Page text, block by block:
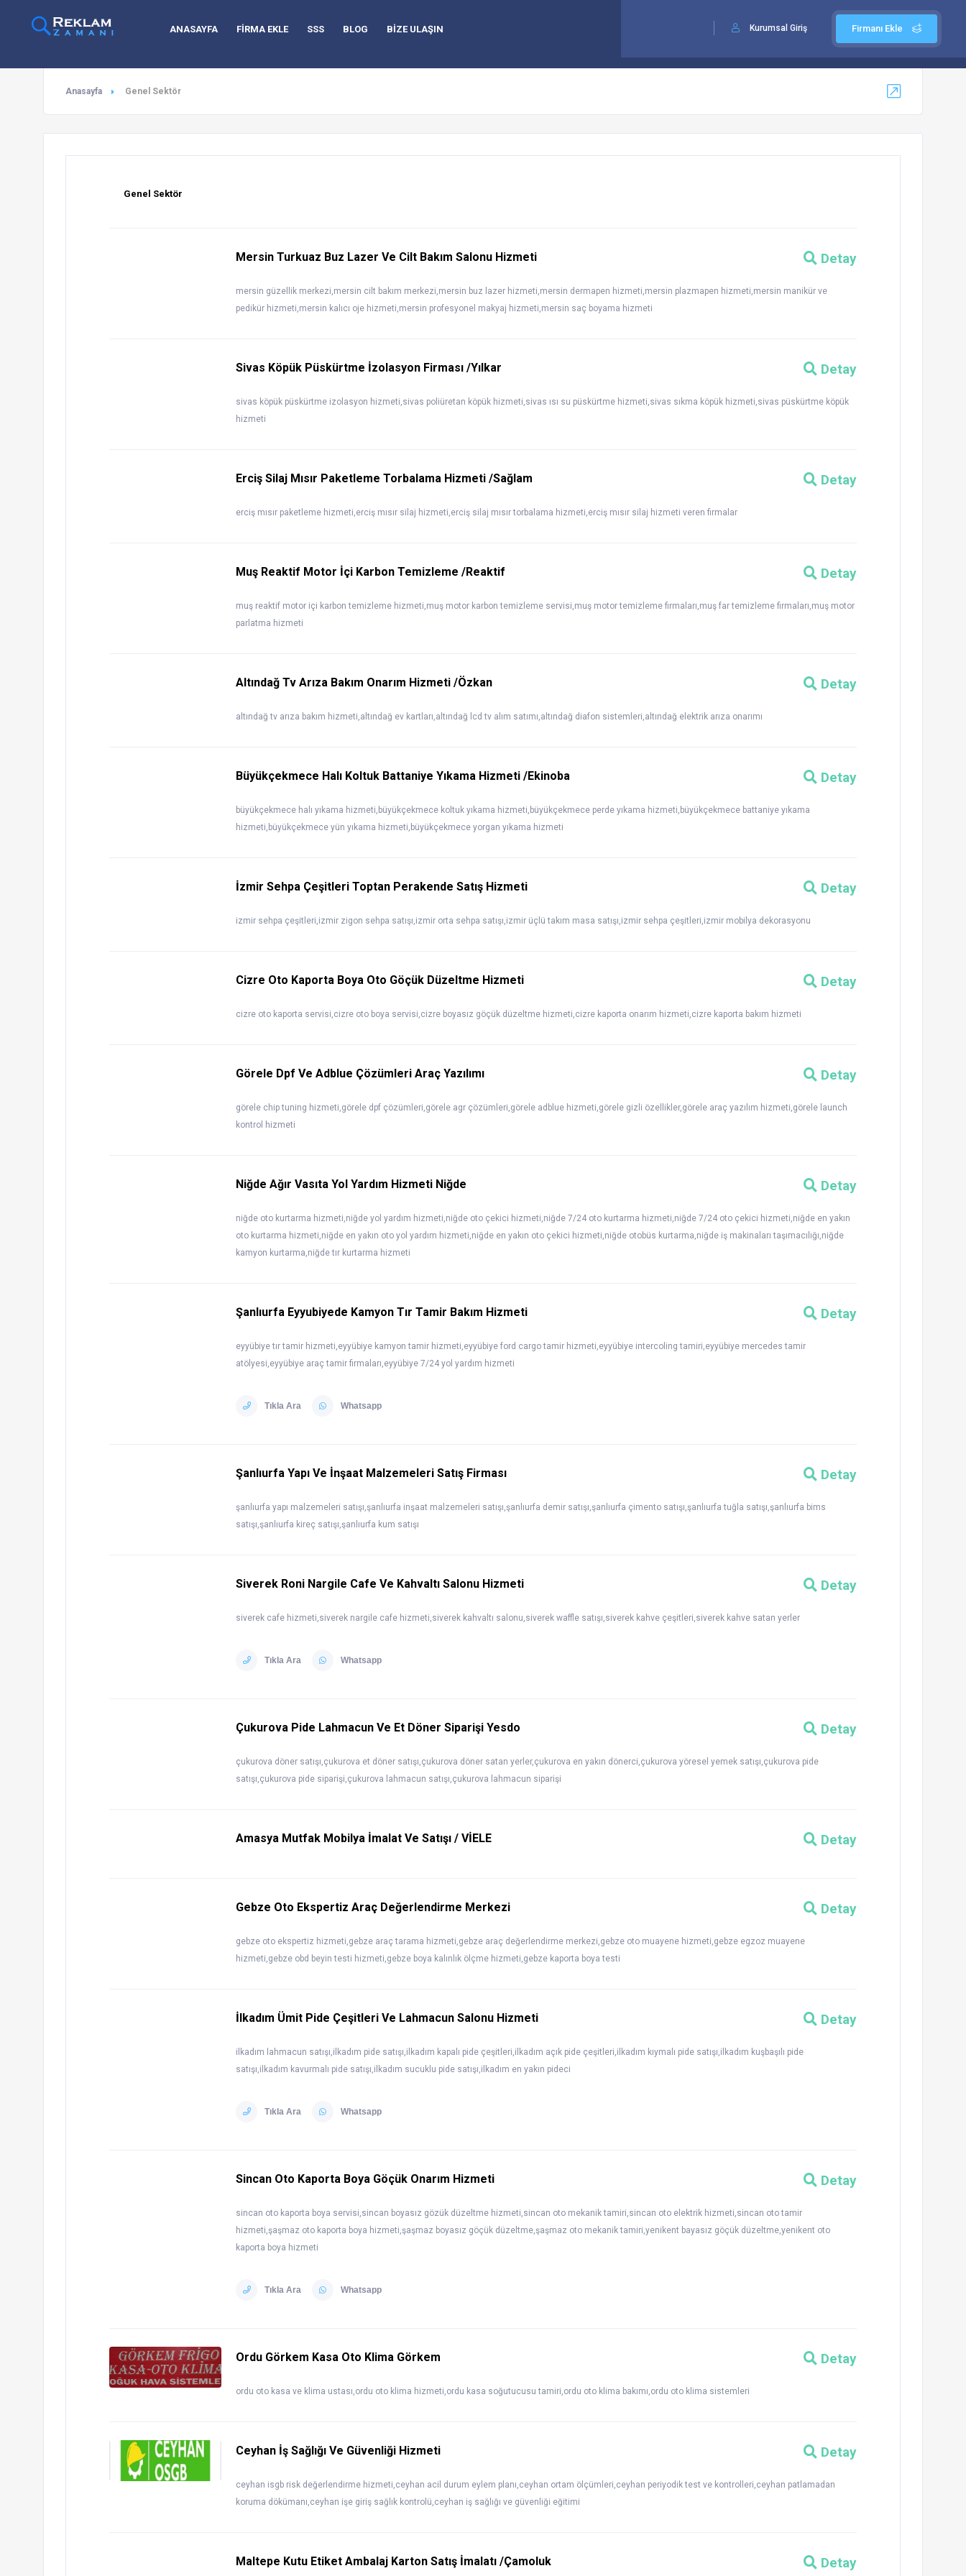
Firmanı Ekle
Kurumsal Giriş
ANASAYFA FİRMA EKLE SSS BLOG BİZE ULAŞIN
Anasayfa Genel Sektör
Genel Sektör
Detay
Mersin Turkuaz Buz Lazer Ve Cilt Bakım Salonu Hizmeti
mersin güzellik merkezi,mersin cilt bakım merkezi,mersin buz lazer hizmeti,mersin dermapen hizmeti,mersin plazmapen hizmeti,mersin manikür ve
pedikür hizmeti,mersin kalıcı oje hizmeti,mersin profesyonel makyaj hizmeti,mersin saç boyama hizmeti
Detay
Sivas Köpük Püskürtme İzolasyon Firması /Yılkar
sivas köpük püskürtme izolasyon hizmeti,sivas poliüretan köpük hizmeti,sivas ısı su püskürtme hizmeti,sivas sıkma köpük hizmeti,sivas püskürtme köpük
hizmeti
Detay
Erciş Silaj Mısır Paketleme Torbalama Hizmeti /Sağlam
erciş mısır paketleme hizmeti,erciş mısır silaj hizmeti,erciş silaj mısır torbalama hizmeti,erciş mısır silaj hizmeti veren firmalar
Detay
Muş Reaktif Motor İçi Karbon Temizleme /Reaktif
muş reaktif motor içi karbon temizleme hizmeti,muş motor karbon temizleme servisi,muş motor temizleme firmaları,muş far temizleme firmaları,muş motor
parlatma hizmeti
Detay
Altındağ Tv Arıza Bakım Onarım Hizmeti /Özkan
altındağ tv arıza bakım hizmeti,altındağ ev kartları,altındağ lcd tv alım satımı,altındağ diafon sistemleri,altındağ elektrik arıza onarımı
Detay
Büyükçekmece Halı Koltuk Battaniye Yıkama Hizmeti /Ekinoba
büyükçekmece halı yıkama hizmeti,büyükçekmece koltuk yıkama hizmeti,büyükçekmece perde yıkama hizmeti,büyükçekmece battaniye yıkama
hizmeti,büyükçekmece yün yıkama hizmeti,büyükçekmece yorgan yıkama hizmeti
Detay
İzmir Sehpa Çeşitleri Toptan Perakende Satış Hizmeti
izmir sehpa çeşitleri,izmir zigon sehpa satışı,izmir orta sehpa satışı,izmir üçlü takım masa satışı,izmir sehpa çeşitleri,izmir mobilya dekorasyonu
Detay
Cizre Oto Kaporta Boya Oto Göçük Düzeltme Hizmeti
cizre oto kaporta servisi,cizre oto boya servisi,cizre boyasız göçük düzeltme hizmeti,cizre kaporta onarım hizmeti,cizre kaporta bakım hizmeti
Detay
Görele Dpf Ve Adblue Çözümleri Araç Yazılımı
görele chip tuning hizmeti,görele dpf çözümleri,görele agr çözümleri,görele adblue hizmeti,görele gizli özellikler,görele araç yazılım hizmeti,görele launch
kontrol hizmeti
Detay
Niğde Ağır Vasıta Yol Yardım Hizmeti Niğde
niğde oto kurtarma hizmeti,niğde yol yardım hizmeti,niğde oto çekici hizmeti,niğde 7/24 oto kurtarma hizmeti,niğde 7/24 oto çekici hizmeti,niğde en yakın
oto kurtarma hizmeti,niğde en yakın oto yol yardım hizmeti,niğde en yakın oto çekici hizmeti,niğde otobüs kurtarma,niğde iş makinaları taşımacılığı,niğde
kamyon kurtarma,niğde tır kurtarma hizmeti
Detay
Şanlıurfa Eyyubiyede Kamyon Tır Tamir Bakım Hizmeti
eyyübiye tır tamir hizmeti,eyyübiye kamyon tamir hizmeti,eyyübiye ford cargo tamir hizmeti,eyyübiye intercoling tamiri,eyyübiye mercedes tamir
atölyesi,eyyübiye araç tamir firmaları,eyyübiye 7/24 yol yardım hizmeti
Tıkla Ara Whatsapp
Detay
Şanlıurfa Yapı Ve İnşaat Malzemeleri Satış Firması
şanlıurfa yapı malzemeleri satışı,şanlıurfa inşaat malzemeleri satışı,şanlıurfa demir satışı,şanlıurfa çimento satışı,şanlıurfa tuğla satışı,şanlıurfa bims
satışı,şanlıurfa kireç satışı,şanlıurfa kum satışı
Detay
Siverek Roni Nargile Cafe Ve Kahvaltı Salonu Hizmeti
siverek cafe hizmeti,siverek nargile cafe hizmeti,siverek kahvaltı salonu,siverek waffle satışı,siverek kahve çeşitleri,siverek kahve satan yerler
Tıkla Ara Whatsapp
Detay
Çukurova Pide Lahmacun Ve Et Döner Siparişi Yesdo
çukurova döner satışı,çukurova et döner satışı,çukurova döner satan yerler,çukurova en yakın dönerci,çukurova yöresel yemek satışı,çukurova pide
satışı,çukurova pide siparişi,çukurova lahmacun satışı,çukurova lahmacun siparişi
Detay
Amasya Mutfak Mobilya İmalat Ve Satışı / VİELE
Detay
Gebze Oto Ekspertiz Araç Değerlendirme Merkezi
gebze oto ekspertiz hizmeti,gebze araç tarama hizmeti,gebze araç değerlendirme merkezi,gebze oto muayene hizmeti,gebze egzoz muayene
hizmeti,gebze obd beyin testi hizmeti,gebze boya kalınlık ölçme hizmeti,gebze kaporta boya testi
Detay
İlkadım Ümit Pide Çeşitleri Ve Lahmacun Salonu Hizmeti
ilkadım lahmacun satışı,ilkadım pide satışı,ilkadım kapalı pide çeşitleri,ilkadım açık pide çeşitleri,ilkadım kıymalı pide satışı,ilkadım kuşbaşılı pide
satışı,ilkadım kavurmalı pide satışı,ilkadım sucuklu pide satışı,ilkadım en yakın pideci
Tıkla Ara Whatsapp
Detay
Sincan Oto Kaporta Boya Göçük Onarım Hizmeti
sincan oto kaporta boya servisi,sincan boyasız gözük düzeltme hizmeti,sincan oto mekanik tamiri,sincan oto elektrik hizmeti,sincan oto tamir
hizmeti,şaşmaz oto kaporta boya hizmeti,şaşmaz boyasız göçük düzeltme,şaşmaz oto mekanik tamiri,yenikent bayasız göçük düzeltme,yenikent oto
kaporta boya hizmeti
Tıkla Ara Whatsapp
Detay
Ordu Görkem Kasa Oto Klima Görkem
ordu oto kasa ve klima ustası,ordu oto klima hizmeti,ordu kasa soğutucusu tamiri,ordu oto klima bakımı,ordu oto klima sistemleri
Detay
Ceyhan İş Sağlığı Ve Güvenliği Hizmeti
ceyhan isgb risk değerlendirme hizmeti,ceyhan acil durum eylem planı,ceyhan ortam ölçümleri,ceyhan periyodik test ve kontrolleri,ceyhan patlamadan
koruma dökümanı,ceyhan işe giriş sağlık kontrolü,ceyhan iş sağlığı ve güvenliği eğitimi
Detay
Maltepe Kutu Etiket Ambalaj Karton Satış İmalatı /Çamoluk